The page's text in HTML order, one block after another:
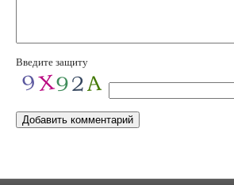
Введите защиту